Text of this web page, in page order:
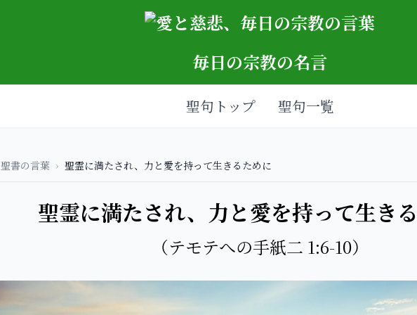
毎日の宗教の名言
聖句トップ 聖句一覧
聖書の言葉 › 聖霊に満たされ、力と愛を持って生きるために
聖霊に満たされ、力と愛を持って生き
（テモテへの手紙二 1:6-10）